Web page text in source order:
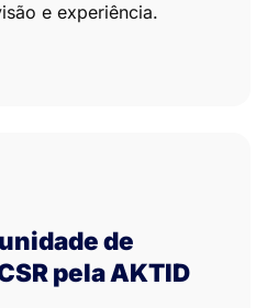
e experiência.
de
pela AKTID